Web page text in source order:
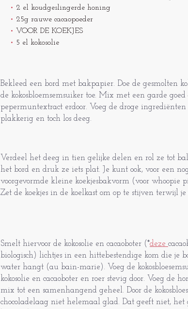
2 el koudgeslingerde honing
25g rauwe cacaopoeder
VOOR DE KOEKJES
5 el kokosolie
Bekleed een bord met bakpapier. Doe de gesmolten
de kokosbloemsemsuiker toe. Mix met een garde goed
pepermuntextract erdoor. Voeg de droge
plakkerig en toch los deeg.
Verdeel het deeg in tien gelijke delen en rol ze tot
het bord en druk ze iets plat. Je kunt ook, voor een
voorgevormde kleine koekjesbakvorm (voor whoopie
Zet de koekjes in de koelkast om op te stijven terwijl
Smelt hiervoor de kokosolie en cacaoboter (*deze
biologisch) lichtjes in een hittebestendige kom die je
water hangt (au bain-marie). Voeg de
kokosolie en cacaoboter en roer stevig door. Voeg de
mix tot een samenhangend geheel. Door de
chocoladelaag niet helemaal glad. Dat geeft niet, het